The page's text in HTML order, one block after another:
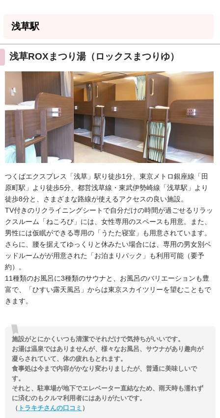
浅草駅
浅草ROXまつり湯（ロックスまつりゆ）
つくばエクスプレス「浅草」駅り徒歩1分、東京メトロ銀座線「田
原町駅」より徒歩5分、都営浅草線・東武伊勢崎線「浅草駅」より
徒歩8分と、さまざまな路線が使えるアクセスの良い施設。
TV付きのリクライニングシートで自分だけの時間が過ごせるリラッ
クスルーム「ねころび」には、女性専用のスペースも用意。また、
男性には仮眠ができる専用の「うたた寝室」も用意されています。
さらに、腰を据えてゆっくりと休みたい場合には、専用の男女別ベ
ッドルームがが用意された「お泊まりパック」も利用可能（要予
約）。
11種類のお風呂に3種類のサウナと、お風呂のバリエーションも豊
富で、「ひすい露天風呂」からは東京スカイツリーを望むこともで
きます。
施設がとにかくいつも清潔でそれだけで気持ちがいいです。
お湯は温泉ではありませんが、様々なお風呂、サウナがあり趣向が
凝らされていて、体の疲れもとれます。
食事処は今まで内容がかなり変わりましたが、普通に美味しいで
す。
それと、駐車場が地下でエレベーター直結なため、雨天時も濡れず
に済むのもクルマ利用者にはありがたいです。
（ トラキチさんの口コミ ）